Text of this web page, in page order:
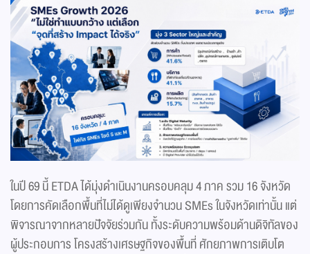
ในปี 69 นี้ ETDA ได้มุ่งดำเนินงานครอบคลุม 4 ภาค รวม 16 จังหวัด
โดยการคัดเลือกพื้นที่ไม่ได้ดูเพียงจำนวน SMEs ในจังหวัดเท่านั้น แต่
พิจารณาจากหลายปัจจัยร่วมกัน ทั้งระดับความพร้อมด้านดิจิทัลของ
ผู้ประกอบการ โครงสร้างเศรษฐกิจของพื้นที่ ศักยภาพการเติบโต